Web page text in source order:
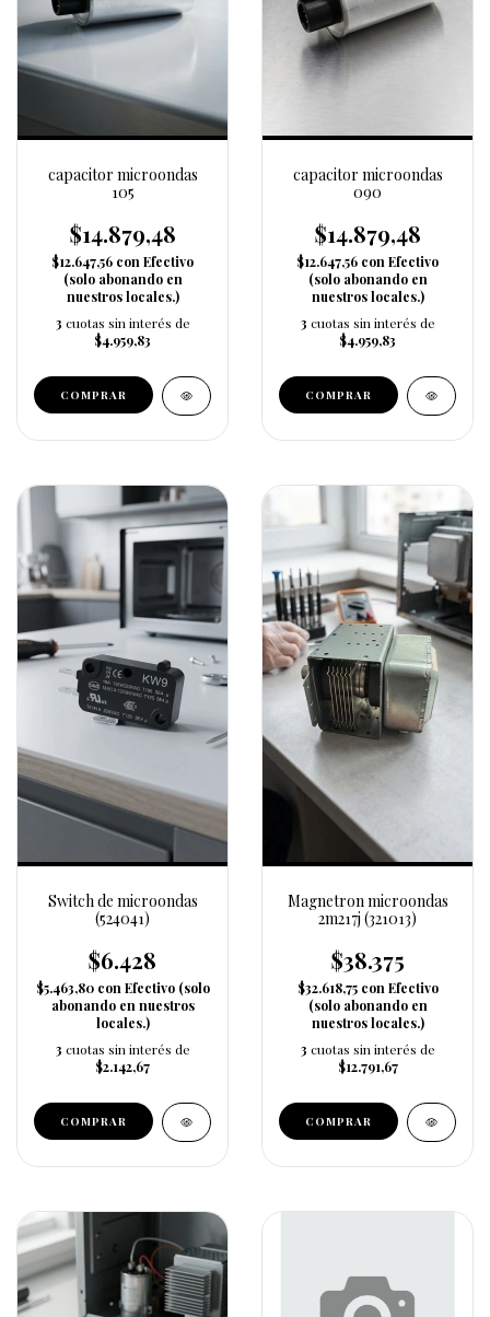
capacitor microondas
105
$14.879,48
$12.647,56 con Efectivo
(solo abonando en
nuestros locales.)
3 cuotas sin interés de
$4.959,83
capacitor microondas
090
$14.879,48
$12.647,56 con Efectivo
(solo abonando en
nuestros locales.)
3 cuotas sin interés de
$4.959,83
Switch de microondas
(524041)
$6.428
$5.463,80 con Efectivo (solo
abonando en nuestros
locales.)
3 cuotas sin interés de
$2.142,67
Magnetron microondas
2m217j (321013)
$38.375
$32.618,75 con Efectivo
(solo abonando en
nuestros locales.)
3 cuotas sin interés de
$12.791,67